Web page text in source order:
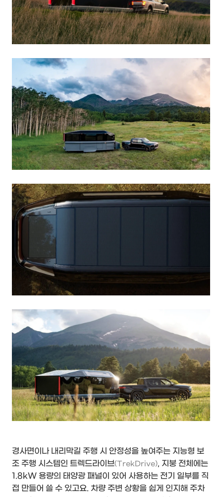
경사면이나 내리막길 주행 시 안정성을 높여주는 지능형 보
조 주행 시스템인 트렉드라이브(TrekDrive), 지붕 전체에는
1.8kW 용량의 태양광 패널이 있어 사용하는 전기 일부를 직
접 만들어 쓸 수 있고요. 차량 주변 상황을 쉽게 인지해 주차